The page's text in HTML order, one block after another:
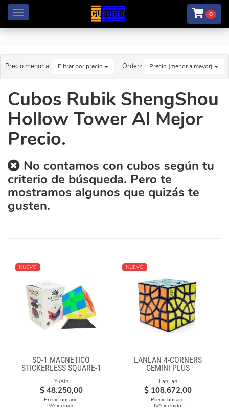
Menú 0
Precio menor a: Filtrar por precio Orden: Precio (menor a mayor)
Cubos Rubik ShengShou
Hollow Tower Al Mejor
Precio.
No contamos con cubos según tu
criterio de búsqueda. Pero te
mostramos algunos que quizás te
gusten.
NUEVO
SQ-1 MAGNÉTICO
STICKERLESS SQUARE-1
YuXin
$ 48.250,00
Precio unitario.
IVA incluido.
NUEVO
LANLAN 4-CORNERS
GEMINI PLUS
LanLan
$ 108.672,00
Precio unitario.
IVA incluido.